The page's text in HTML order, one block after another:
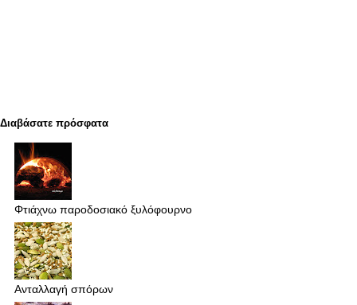
Διαβάσατε πρόσφατα
Φτιάχνω παροδοσιακό ξυλόφουρνο
Ανταλλαγή σπόρων